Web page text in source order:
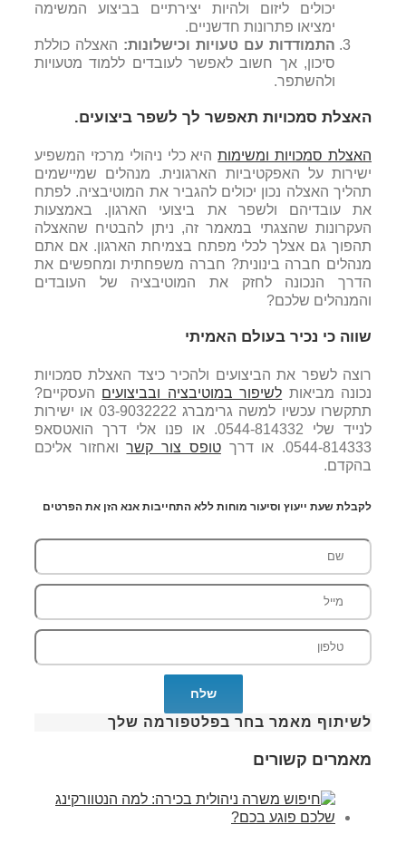
יכולים ליזום ולהיות יצירתיים בביצוע המשימה
ימציאו פתרונות חדשניים.
התמודדות עם טעויות וכישלונות: האצלה כוללת
סיכון, אך חשוב לאפשר לעובדים ללמוד מטעויות
ולהשתפר.
האצלת סמכויות תאפשר לך לשפר ביצועים.
האצלת סמכויות ומשימותהיא כלי ניהולי מרכזי המשפיע
ישירות על האפקטיביות הארגונית. מנהלים שמיישמים
תהליך האצלה נכון יכולים להגביר את המוטיבציה. לפתח
את עובדיהם ולשפר את ביצועי הארגון. באמצעות
העקרונות שהצגתי במאמר זה, ניתן להבטיח שהאצלה
תהפוך גם אצלך לכלי מפתח בצמיחת הארגון. אם אתם
מנהלים חברה בינונית? חברה משפחתית ומחפשים את
הדרך הנכונה לחזק את המוטיבציה של העובדים
והמנהלים שלכם?
שווה כי נכיר בעולם האמיתי
רוצה לשפר את הביצועים ולהכיר כיצד האצלת סמכויות
נכונה מביאות לשיפור במוטיבציה ובביצועים העסקיים?
תתקשרו עכשיו למשה גרימברג 03-9032222 או ישירות
לנייד שלי 0544-814332. או פנו אלי דרך הואטסאפ
0544-814333. או דרך
טופס צור קשרואחזור אליכם
בהקדם.
לקבלת שעת ייעוץ וסיעור מוחות ללא התחייבות אנא הזן את הפרטים
לשיתוף מאמר בחר בפלטפורמה שלך
מאמרים קשורים